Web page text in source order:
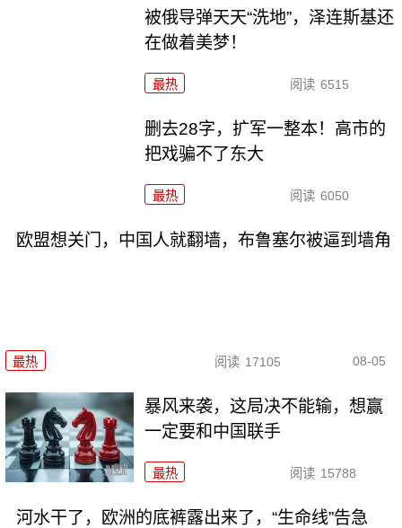
被俄导弹天天“洗地”，泽连斯基还
在做着美梦！
最热 阅读 6515
删去28字，扩军一整本！高市的
把戏骗不了东大
最热 阅读 6050
欧盟想关门，中国人就翻墙，布鲁塞尔被逼到墙角
最热 阅读 17105 08-05
暴风来袭，这局决不能输，想赢
一定要和中国联手
最热 阅读 15788
河水干了，欧洲的底裤露出来了，“生命线”告急